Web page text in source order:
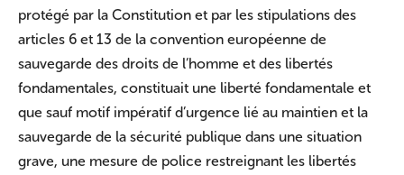
protégé par la Constitution et par les stipulations des
articles 6 et 13 de la convention européenne de
sauvegarde des droits de l’homme et des libertés
fondamentales, constituait une liberté fondamentale et
que sauf motif impératif d’urgence lié au maintien et la
sauvegarde de la sécurité publique dans une situation
grave, une mesure de police restreignant les libertés